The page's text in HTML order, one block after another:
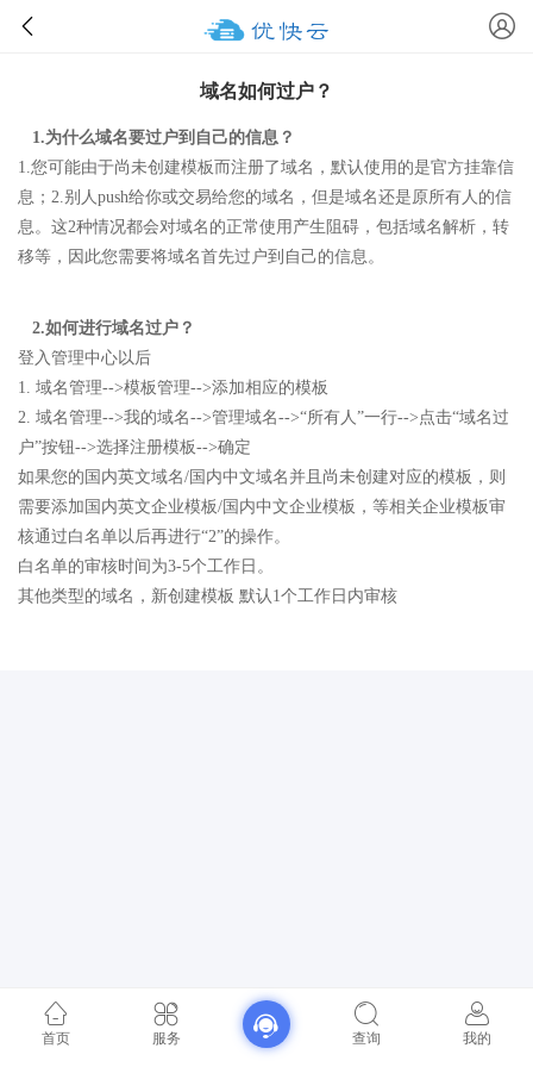
域名如何过户？
1.为什么域名要过户到自己的信息？
1.您可能由于尚未创建模板而注册了域名，默认使用的是官方挂靠信
息；2.别人push给你或交易给您的域名，但是域名还是原所有人的信
息。这2种情况都会对域名的正常使用产生阻碍，包括域名解析，转
移等，因此您需要将域名首先过户到自己的信息。
2.如何进行域名过户？
登入管理中心以后
1. 域名管理-->模板管理-->添加相应的模板
2. 域名管理-->我的域名-->管理域名-->“所有人”一行-->点击“域名过
户”按钮-->选择注册模板-->确定
如果您的国内英文域名/国内中文域名并且尚未创建对应的模板，则
需要添加国内英文企业模板/国内中文企业模板，等相关企业模板审
核通过白名单以后再进行“2”的操作。
白名单的审核时间为3-5个工作日。
其他类型的域名，新创建模板 默认1个工作日内审核
首页 服务 查询 我的